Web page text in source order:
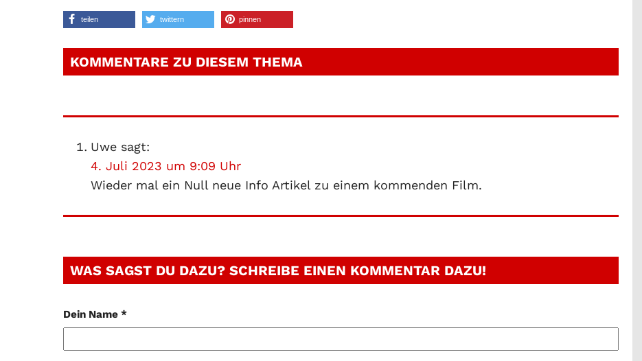
teilen twittern pinnen
KOMMENTARE ZU DIESEM THEMA
Uwe sagt:
4. Juli 2023 um 9:09 Uhr
Wieder mal ein Null neue Info Artikel zu einem kommenden Film.
WAS SAGST DU DAZU? SCHREIBE EINEN KOMMENTAR DAZU!
Dein Name *